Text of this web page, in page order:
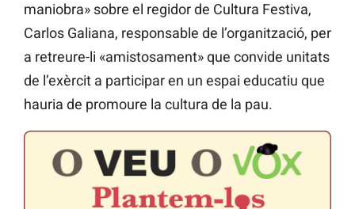
maniobra» sobre el regidor de Cultura Festiva,
Carlos Galiana, responsable de l’organització, per
a retreure-li «amistosament» que convide unitats
de l’exèrcit a participar en un espai educatiu que
hauria de promoure la cultura de la pau.